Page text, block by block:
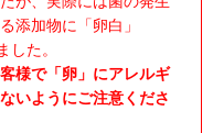
添加物に「卵白」
た。
様で「卵」にアレルギ
いようにご注意くださ